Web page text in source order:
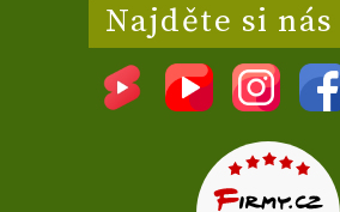
Najděte si nás